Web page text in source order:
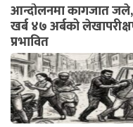
आन्दोलनमा कागजात
खर्ब ४७ अर्बको
प्रभावित